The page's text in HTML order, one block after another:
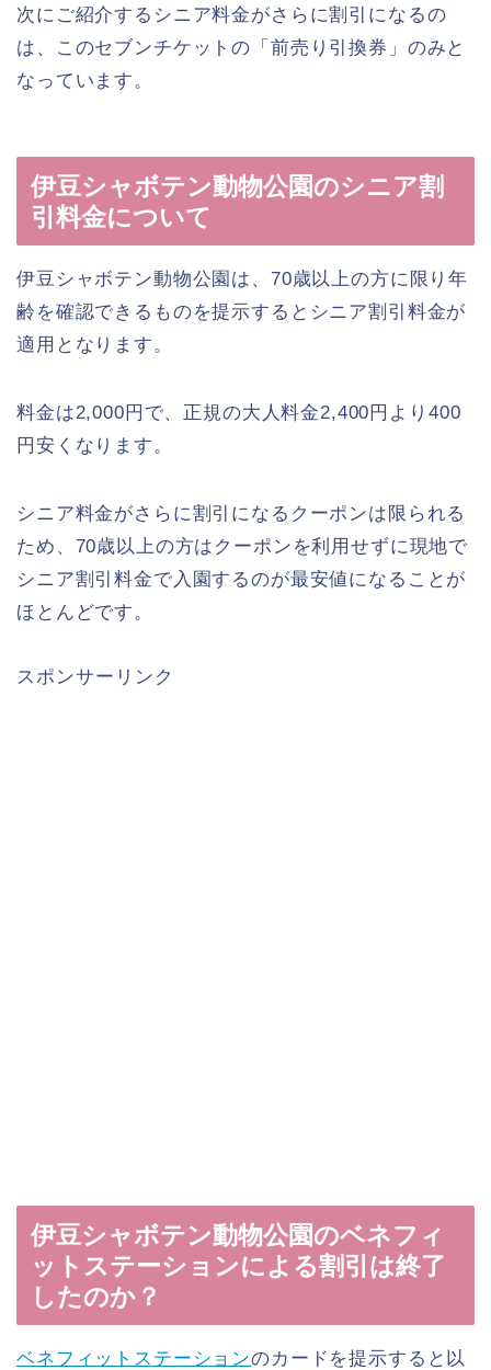
次にご紹介するシニア料金がさらに割引になるの
は、このセブンチケットの「前売り引換券」のみと
なっています。
伊豆シャボテン動物公園のシニア割
引料金について
伊豆シャボテン動物公園は、70歳以上の方に限り年
齢を確認できるものを提示するとシニア割引料金が
適用となります。
料金は2,000円で、正規の大人料金2,400円より400
円安くなります。
シニア料金がさらに割引になるクーポンは限られる
ため、70歳以上の方はクーポンを利用せずに現地で
シニア割引料金で入園するのが最安値になることが
ほとんどです。
スポンサーリンク
伊豆シャボテン動物公園のベネフィ
ットステーションによる割引は終了
したのか？
ベネフィットステーションのカードを提示すると以